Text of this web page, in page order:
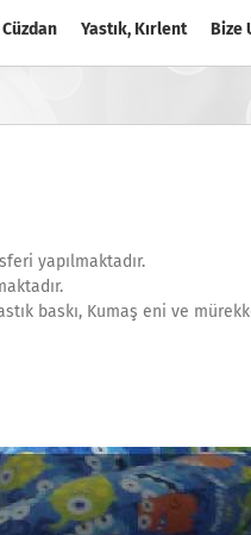
Cüzdan Yastık, Kırlent Bize
yapılmaktadır.
baskı, Kumaş eni ve